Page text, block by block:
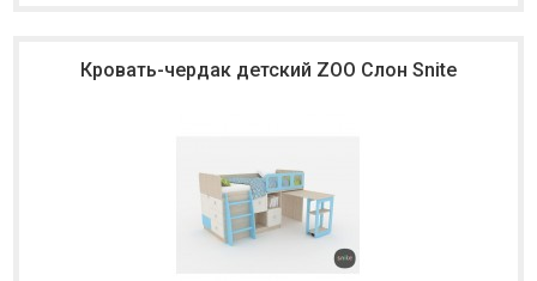
Кровать-чердак детский ZOO Слон Snite